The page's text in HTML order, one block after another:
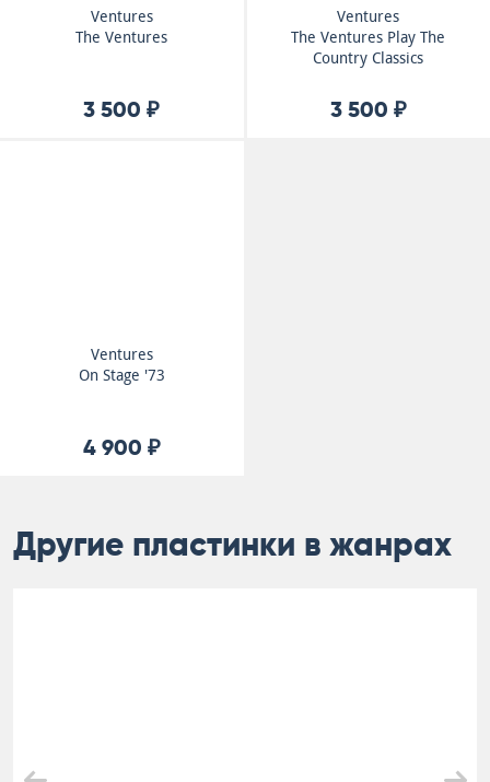
Ventures
The Ventures
3 500 ₽
Ventures
The Ventures Play The
Country Classics
3 500 ₽
Ventures
On Stage '73
4 900 ₽
Другие пластинки в жанрах